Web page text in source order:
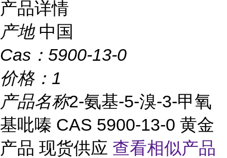
产品详情
产地 中国
Cas： 5900-13-0
价格： 1
产品名称2-氨基-5-溴-3-甲氧
基吡嗪 CAS 5900-13-0 黄金
产品 现货供应 查看相似产品